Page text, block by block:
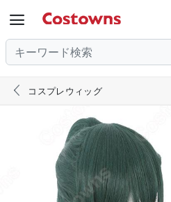

 コスプレウィッグ